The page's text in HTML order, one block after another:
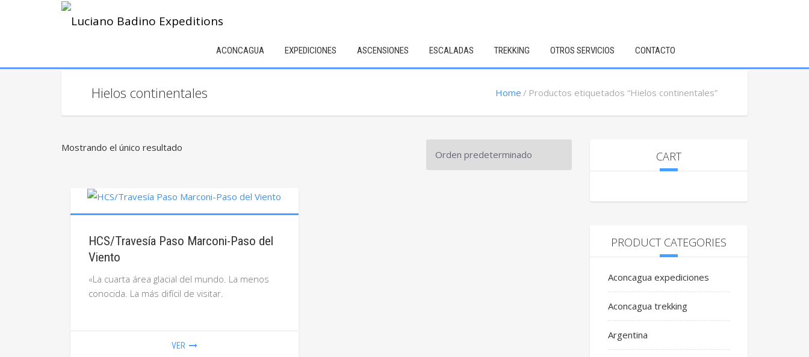
ACONCAGUA EXPEDICIONES ASCENSIONES ESCALADAS TREKKING OTROS SERVICIOS CONTACTO
Hielos continentales Home Productos etiquetados “Hielos continentales”
Mostrando el único resultado
HCS/Travesía Paso Marconi-Paso del
Viento
«La cuarta área glacial del mundo. La menos
conocida. La más difícil de visitar.
VER
CART
PRODUCT CATEGORIES
Aconcagua expediciones
Aconcagua trekking
Argentina